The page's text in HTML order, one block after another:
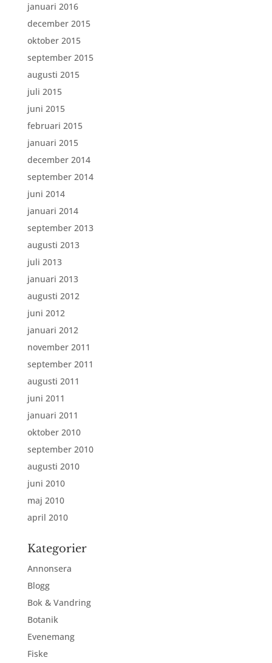
januari 2016
december 2015
oktober 2015
september 2015
augusti 2015
juli 2015
juni 2015
februari 2015
januari 2015
december 2014
september 2014
juni 2014
januari 2014
september 2013
augusti 2013
juli 2013
januari 2013
augusti 2012
juni 2012
januari 2012
november 2011
september 2011
augusti 2011
juni 2011
januari 2011
oktober 2010
september 2010
augusti 2010
juni 2010
maj 2010
april 2010
Kategorier
Annonsera
Blogg
Bok & Vandring
Botanik
Evenemang
Fiske